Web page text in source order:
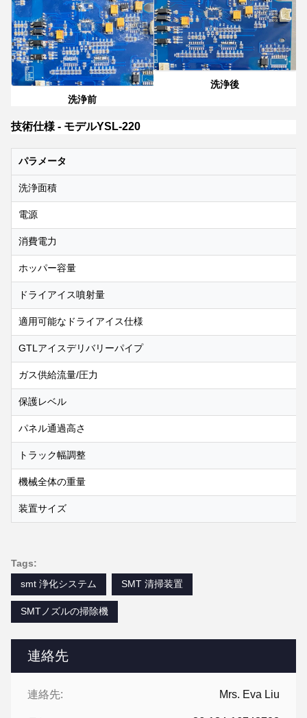
連絡先
連絡先: Mrs. Eva Liu
洗浄前
洗浄後
技術仕様 - モデルYSL-220
パラメータ
洗浄面積
電源
消費電力
ホッパー容量
ドライアイス噴射量
適用可能なドライアイス仕様
GTLアイスデリバリーパイプ
ガス供給流量/圧力
保護レベル
パネル通過高さ
トラック幅調整
機械全体の重量
装置サイズ
Tags:
smt 浄化システム
SMT 清掃装置
SMTノズルの掃除機